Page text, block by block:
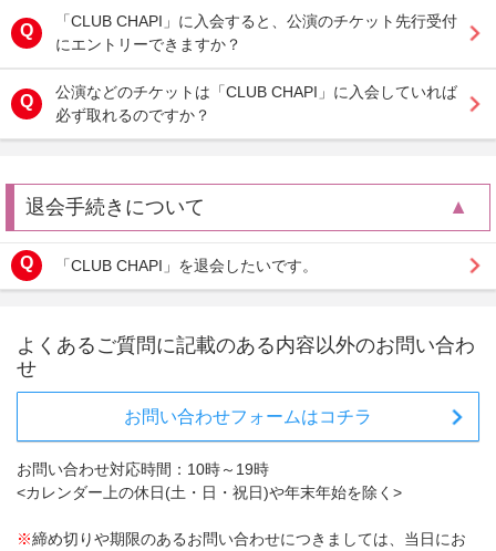
「CLUB CHAPI」に入会すると、公演のチケット先行受付
にエントリーできますか？
公演などのチケットは「CLUB CHAPI」に入会していれば
必ず取れるのですか？
退会手続きについて
「CLUB CHAPI」を退会したいです。
よくあるご質問に記載のある内容以外のお問い合わ
せ
お問い合わせフォームはコチラ
お問い合わせ対応時間：10時～19時
<カレンダー上の休日(土・日・祝日)や年末年始を除く>
※締め切りや期限のあるお問い合わせにつきましては、当日にお